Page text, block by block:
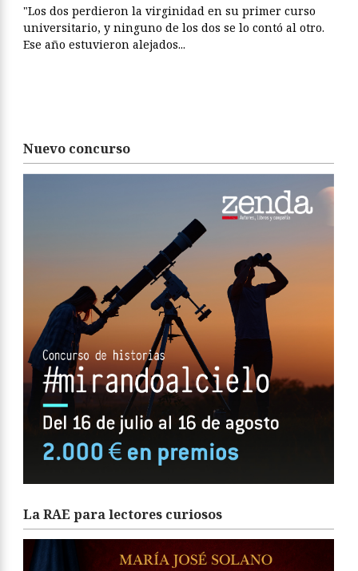
"Los dos perdieron la virginidad en su primer curso
universitario, y ninguno de los dos se lo contó al otro.
Ese año estuvieron alejados...
Nuevo concurso
La RAE para lectores curiosos